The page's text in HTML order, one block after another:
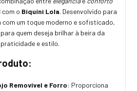
com o Biquíni Lola. Desenvolvido para
com um toque moderno e sofisticado,
quem deseja brilhar à beira da
e estilo.
Removível e Forro: Proporciona